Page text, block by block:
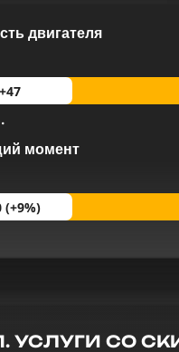
двигателя
+47
момент
(+9%)
УСЛУГИ СО